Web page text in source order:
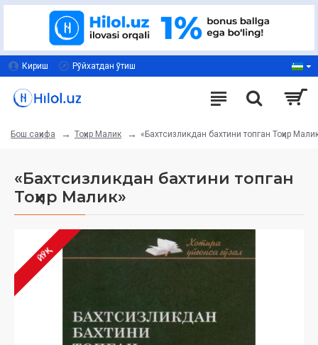
Кириш Рўйхатдан ўтиш
Бош саҳифа Тоҳир Малик «Бахтсизликдан бахтини топган Тоҳир
«Бахтсизликдан бахтини топган
Тоҳир Малик»
ЙЎҚ